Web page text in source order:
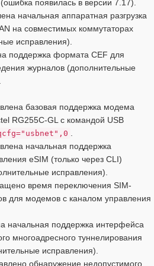
появилась в версии 7.17).
начальная аппаратная разгрузка
на совместимых коммутаторах
исправления).
поддержка формата CEF для
журналов (дополнительные
базовая поддержка модема
RG255C-GL с командой USB
начальная поддержка
eSIM (только через CLI)
исправления).
время переключения SIM-
для модемов с каналом управления
начальная поддержка интерфейса
многоадресного туннелирования
исправления).
обнаружение недопустимого